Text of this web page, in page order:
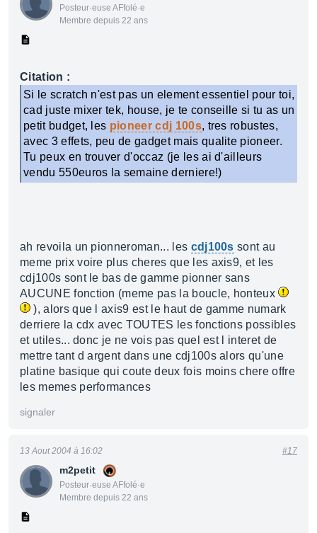
Posteur·euse AFfolé·e
Membre depuis 22 ans
Citation :
Si le scratch n'est pas un element essentiel pour toi,
cad juste mixer tek, house, je te conseille si tu as un
petit budget, les pioneer cdj 100s, tres robustes,
avec 3 effets, peu de gadget mais qualite pioneer.
Tu peux en trouver d'occaz (je les ai d'ailleurs
vendu 550euros la semaine derniere!)
ah revoila un pionneroman... les cdj100s sont au
meme prix voire plus cheres que les axis9, et les
cdj100s sont le bas de gamme pionner sans
AUCUNE fonction (meme pas la boucle, honteux
), alors que l axis9 est le haut de gamme numark
derriere la cdx avec TOUTES les fonctions possibles
et utiles... donc je ne vois pas quel est l interet de
mettre tant d argent dans une cdj100s alors qu'une
platine basique qui coute deux fois moins chere offre
les memes performances
signaler
m2petit
Posteur·euse AFfolé·e
Membre depuis 22 ans
13 Aout 2004 à 16:02 #17